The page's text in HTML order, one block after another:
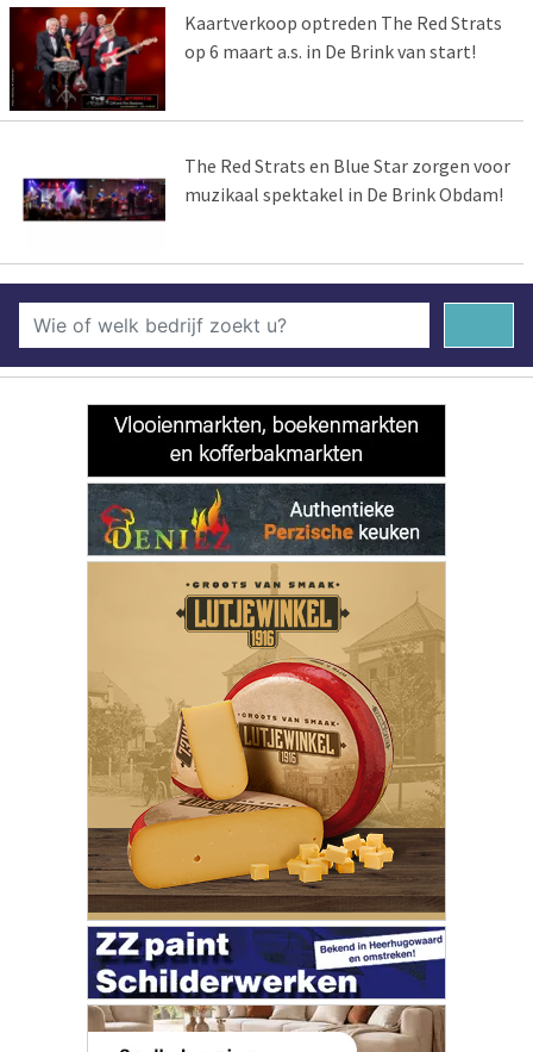
Kaartverkoop optreden The Red Strats
op 6 maart a.s. in De Brink van start!
The Red Strats en Blue Star zorgen voor
muzikaal spektakel in De Brink Obdam!